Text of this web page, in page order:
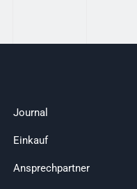
Journal
Einkauf
Ansprechpartner